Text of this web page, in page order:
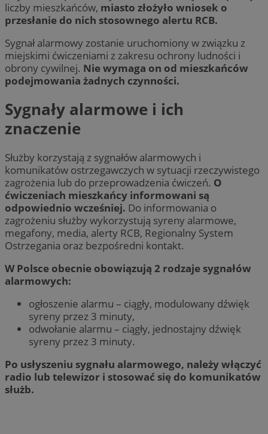
liczby mieszkańców, miasto złożyło wniosek o
przesłanie do nich stosownego alertu RCB.
Sygnał alarmowy zostanie uruchomiony w związku z
miejskimi ćwiczeniami z zakresu ochrony ludności i
obrony cywilnej. Nie wymaga on od mieszkańców
podejmowania żadnych czynności.
Sygnały alarmowe i ich
znaczenie
Służby korzystają z sygnałów alarmowych i
komunikatów ostrzegawczych w sytuacji rzeczywistego
zagrożenia lub do przeprowadzenia ćwiczeń. O
ćwiczeniach mieszkańcy informowani są
odpowiednio wcześniej. Do informowania o
zagrożeniu służby wykorzystują syreny alarmowe,
megafony, media, alerty RCB, Regionalny System
Ostrzegania oraz bezpośredni kontakt.
W Polsce obecnie obowiązują 2 rodzaje sygnałów
alarmowych:
ogłoszenie alarmu – ciągły, modulowany dźwięk
syreny przez 3 minuty,
odwołanie alarmu – ciągły, jednostajny dźwięk
syreny przez 3 minuty.
Po usłyszeniu sygnału alarmowego, należy włączyć
radio lub telewizor i stosować się do komunikatów
służb.